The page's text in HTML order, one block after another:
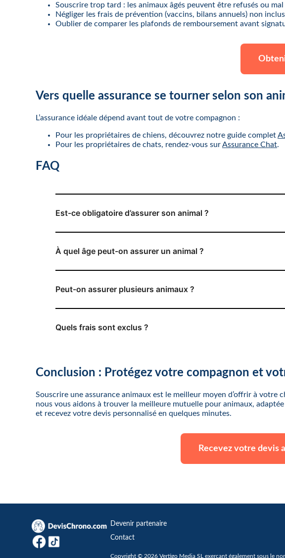
Souscrire trop tard : les animaux âgés peuvent être refusés ou mal
Négliger les frais de prévention (vaccins, bilans annuels) non
Oublier de comparer les plafonds de remboursement avant
Vers quelle assurance se tourner selon son
L’assurance idéale dépend avant tout de votre compagnon :
Pour les propriétaires de chiens, découvrez notre guide complet
Pour les propriétaires de chats, rendez-vous surAssurance Chat.
FAQ
Est-ce obligatoire d’assurer son animal ?
À quel âge peut-on assurer un animal ?
Peut-on assurer plusieurs animaux ?
Quels frais sont exclus ?
Conclusion : Protégez votre compagnon et
Souscrire une assurance animaux est le meilleur moyen d’offrir à votre
nous vous aidons à trouver la meilleure mutuelle pour animaux,
et recevez votre devis personnalisé en quelques minutes.
Recevez votre devis
Devenir partenaire
Contact
Copyright © 2026 Vertigo Media SL exerçant également sous le